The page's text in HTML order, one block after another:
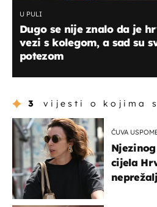
U PULI
Dugo se nije znalo da je
vezi s kolegom, a sad su
potezom
3 vijesti o kojima
ČUVA
cijela